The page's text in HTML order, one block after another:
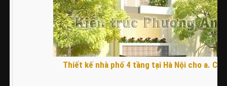
Thiết kế nhà phố 4 tầng tại Hà Nội cho a.